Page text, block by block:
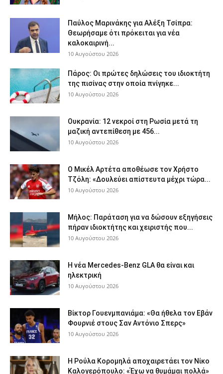
Παύλος Μαρινάκης για Αλέξη Τσίπρα:
Θεωρήσαμε ότι πρόκειται για νέα
καλοκαιρινή...
10 Αυγούστου 2026
Πάρος: Οι πρώτες δηλώσεις του ιδιοκτήτη
της πισίνας στην οποία πνίγηκε...
10 Αυγούστου 2026
Ουκρανία: 12 νεκροί στη Ρωσία μετά τη
μαζική αντεπίθεση με 456...
10 Αυγούστου 2026
Ο Μικέλ Αρτέτα αποθέωσε τον Χρήστο
Τζόλη: «Δουλεύει απίστευτα μέχρι τώρα...
10 Αυγούστου 2026
Μήλος: Παράταση για να δώσουν εξηγήσεις
πήραν ιδιοκτήτης και χειριστής που...
10 Αυγούστου 2026
Η νέα Mercedes-Benz GLA θα είναι και
ηλεκτρική
10 Αυγούστου 2026
Βίκτορ Γουενμπανιάμα: «Θα ήθελα τον Εβάν
Φουρνιέ στους Σαν Αντόνιο Σπερς»
10 Αυγούστου 2026
Η Ρούλα Κορομηλά αποχαιρετάει τον Νίκο
Καλογερόπουλο: «Έχω να θυμάμαι πολλά»